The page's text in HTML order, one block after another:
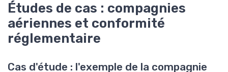
Études de cas : compagnies
aériennes et conformité
réglementaire
Cas d'étude : l'exemple de la compagnie